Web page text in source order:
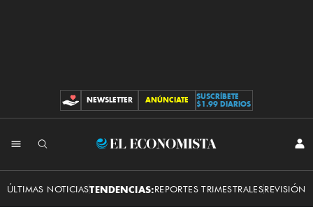
CONTRIBUCIONES
NEWSLETTER ANÚNCIATE
SUSCRÍBETE
$1.99 DIARIOS
El
ÚLTIMAS NOTICIASTENDENCIAS:REPORTES TRIMESTRALESREVISIÓN